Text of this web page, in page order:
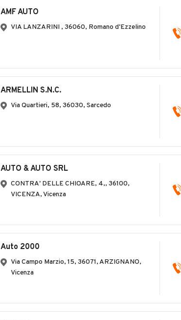
AMF AUTO
VIA LANZARINI , 36060, Romano d'Ezzelino
ARMELLIN S.N.C.
Via Quartieri, 58, 36030, Sarcedo
AUTO & AUTO SRL
CONTRA' DELLE CHIOARE, 4,, 36100,
VICENZA, Vicenza
Auto 2000
Via Campo Marzio, 15, 36071, ARZIGNANO,
Vicenza